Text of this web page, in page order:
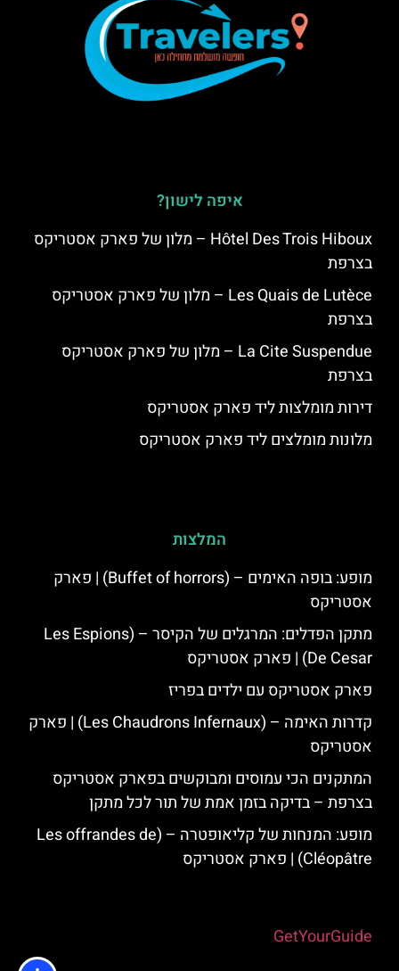
איפה לישון?
Hôtel Des Trois Hiboux – מלון של פארק אסטריקס
בצרפת
Les Quais de Lutèce – מלון של פארק אסטריקס
בצרפת
La Cite Suspendue – מלון של פארק אסטריקס
בצרפת
דירות מומלצות ליד פארק אסטריקס
מלונות מומלצים ליד פארק אסטריקס
המלצות
מופע: בופה האימים – (Buffet of horrors) | פארק
אסטריקס
מתקן הפדלים: המרגלים של הקיסר – (Les Espions
De Cesar) | פארק אסטריקס
פארק אסטריקס עם ילדים בפריז
קדרות האימה – (Les Chaudrons Infernaux) | פארק
אסטריקס
המתקנים הכי עמוסים ומבוקשים בפארק אסטריקס
בצרפת – בדיקה בזמן אמת של תור לכל מתקן
מופע: המנחות של קליאופטרה – (Les offrandes de
Cléopâtre) | פארק אסטריקס
GetYourGuide